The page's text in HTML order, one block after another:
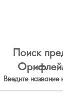
Поиск
Введите название